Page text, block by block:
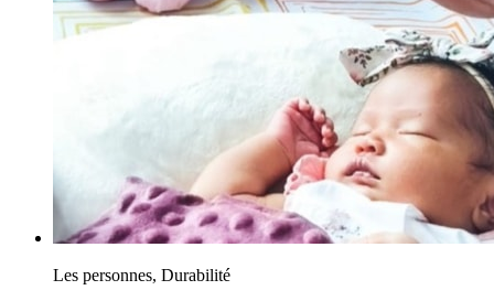
Les personnes, Durabilité